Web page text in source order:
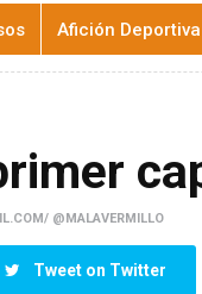
Afición Deportiva
@MALAVERMILLO
Tweet on Twitter